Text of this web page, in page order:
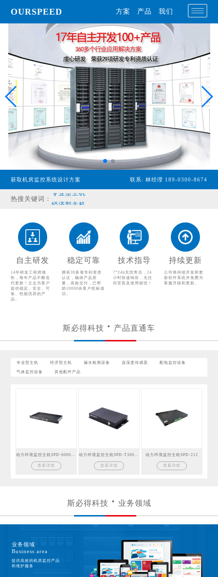
OURSPEED 方案 产品 我们
获取机房监控系统设计方案 联系: 林经理 189-0300-8674
热搜关键词：
温湿度传感器
配电监控设备
气体监控设备
其他配件产品
自主研发
14年研发工程师领
衔，每年产品不断迭
代更新！立志为客户
提供稳定、安全、可
靠、性能优异的产
品。
稳定可靠
拥有30多项专利资质
认证，确保产品质
量，高效交付，已帮
助10000余客户投标成
功。
技术指导
7*24h无忧售后，24
小时快速响应，无任
何安装及使用烦忧！
持续更新
公司将持续开发和更
新软件系统并免费为
客服升级和更新。
斯必得科技 产品直通车
专业型主机 经济型主机 漏水检测设备 温湿度传感器 配电监控设备
气体监控设备 其他配件产品
查看详情 查看详情
动力环境监控主机SPD-212
查看详情
斯必得科技 业务领域
业务领域
Business area
提供高效的机房监控产品
和维护服务